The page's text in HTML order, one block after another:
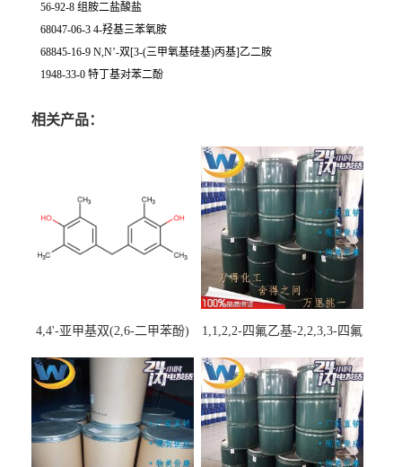
56-92-8 组胺二盐酸盐
68047-06-3 4-羟基三苯氧胺
68845-16-9 N,N’-双[3-(三甲氧基硅基)丙基]乙二胺
1948-33-0 特丁基对苯二酚
相关产品：
4,4'-亚甲基双(2,6-二甲苯酚)
1,1,2,2-四氟乙基-2,2,3,3-四氟